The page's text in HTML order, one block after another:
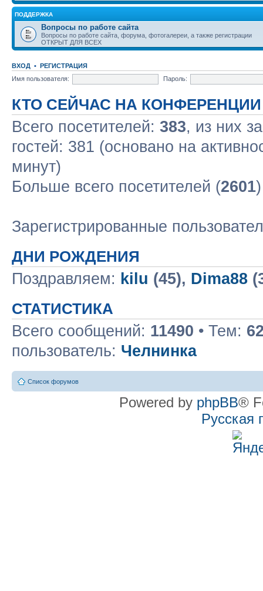
ПОДДЕРЖКА
Вопросы по работе сайта
Вопросы по работе сайта, форума, фотогалереи, а также регистрации
ОТКРЫТ ДЛЯ ВСЕХ
ВХОД • РЕГИСТРАЦИЯ
Имя пользователя:
Пароль:
КТО СЕЙЧАС НА КОНФЕРЕНЦИИ
Всего посетителей: 383, из них
гостей: 381 (основано на
минут)
Больше всего посетителей (2601
Зарегистрированные
ДНИ РОЖДЕНИЯ
Поздравляем: kilu (45), Dima88
СТАТИСТИКА
Всего сообщений: 11490 • Тем:
пользователь: Челнинка
Список форумов
Powered by phpBB®
Русская